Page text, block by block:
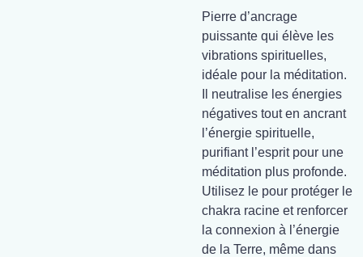
Pierre d’ancrage
puissante qui élève les
vibrations spirituelles,
idéale pour la méditation.
Il neutralise les énergies
négatives tout en ancrant
l’énergie spirituelle,
purifiant l’esprit pour une
méditation plus profonde.
Utilisez le pour protéger le
chakra racine et renforcer
la connexion à l’énergie
de la Terre, même dans